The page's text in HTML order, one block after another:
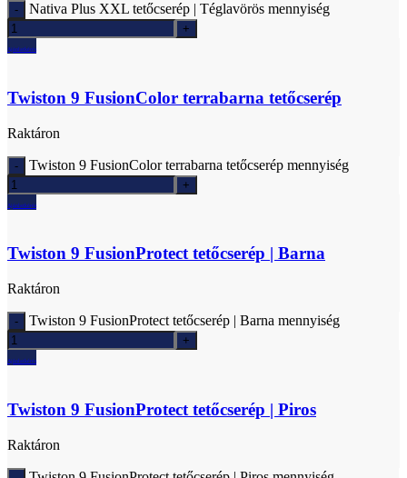
Nativa Plus XXL tetőcserép | Téglavörös mennyiség
Ajánlatkérés
Twiston 9 FusionColor terrabarna tetőcserép
Raktáron
Twiston 9 FusionColor terrabarna tetőcserép mennyiség
Ajánlatkérés
Twiston 9 FusionProtect tetőcserép | Barna
Raktáron
Twiston 9 FusionProtect tetőcserép | Barna mennyiség
Ajánlatkérés
Twiston 9 FusionProtect tetőcserép | Piros
Raktáron